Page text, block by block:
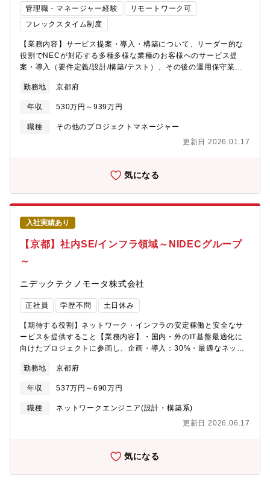
クトリスクアドバイザリー・大規模システム構築に関するプロジ
ェクトリスクの第三者評価及び提言・プロジェクト期間を通じた
オフサイトモニタリングと提言など【企業担当者補足】最近で
は、自動運転×セキュリティの構築や生成AIガバナンスをテーマと
した案件が増加傾向にございます。これらの領域に関心がある方
のご応募もお待ちしております。現代社会において、AIやクラウ
す。一方で、企業や大規模な組織がこれらの恩恵を享受するには
必要がございます。RA部では、このリスクと正しく付き合い、最
大限恩恵を享受できる体制を構築していくための支援を行ってお
広く・深くモノづくりに挑戦できる環境です。約6割のエンジニア
はグループ内の開発現場で、中心メンバーとして活躍。さらに、
オムロングループ以外の顧客の製品開発にも参画し、FA・医療・
車載など多彩な業界で経験を積むことができます。「1社に閉じず
技術の幅を広げたい」「開発に集中できる環境で就業したい」
――その両方を叶える、派遣・請負×技術特化のハイブリッド環境
で深く技術を追求・業界横断で広げる：複数業界で応用力を強
担うマネジメントへのステップアップグループ内・外で深く広く
社では、「長く働ける安心感」と「技術者としての成長支援」を
両立できるよう、福利厚生や研修制度を多数整備しています。特
康保険・厚生年金・労災保険・雇用保険・初回赴任転宅時の引っ
健康保険の負担割合38.9％■慶弔見舞金・業務上災害見舞金・通勤
会費補助■各種研修制度・階級別人財開発研修講義型（全員型、選
補助（年間1万円）外国語学習費用への補助(年間最大1万円)通信
補助)
管理職・マネージャー経験
リモートワーク可
フレックスタイム制度
【業務内容】サービス提案・導入・構築について、リーダー的な
役割でNECが対応する多種多様な業種のお客様へのサービス提
案・導入（要件定義/設計/構築/テスト）、その後の運用保守業務
開発作業においてもリーダーとして開発管理する役割として業務
をご担当いただくこともございます。【想定プロジェクト】中小
規模(数百万程度)のお客様から官公庁や大手企業といった大規模
(数億程度)のお客様など多種多様な業種に対してサービス提案・導
す。プロジェクト体制例） NEC PM/PL NEC 開発チーム
ンイノベータ サービス開発・構築チーム （3名～5名程度）
全体体制はプロジェクト規模にも寄りますが、★部分のリーダー
としてプロジェクト内外の調整およびチーム内の開発管理を推進
していただくことを想定しています。お一人ではなく、弊社内の
社員もリーダー／サブリーダーとして一緒に進めていく体制にな
ります。【配属予定部署】公共ソリューション事業部門東日本住
民情報ソリューション統括部【配属事業部の紹介】中小規模から
大規模の自治体まで提案・導入・構築を行っているグループで
す。勤務場所が離れているメンバーともZOOMやTeamsでコミュ
います。【採用背景】弊社ならびにNECグループにおいては今後
の価値提供サービス事業の方向性として、顧客のDX化推進におけ
る、経営課題解決や業務変革を含むEnd to Endでのサービス展開
事業の一つとして位置付けています。DXオファリングメニューに
対しては、NECグループの総力を挙げ、持てるケイパビリティを
最大限に発揮するべくデリバリー体制の再構築を進めているとこ
ろですが、さらなる体制強化、ならびに我々とは異なる知見やア
体制を構築できるとの想いから、本格的な採用を実施致します。
Java使用環境：AWS【コード品質の取り組み】CI/CDNCP【開発
手法】ウォーターフォール【情報共有のツール】RedmineTeams
会が得られる・顧客事業およびNECグループのサービス事業を担
勤務地 京都府
年収 530万円～939万円
職種
その他のプロジェクトマネージャー
更新日 2026.01.17
気になる
入社実績あり
【京都】社内SE/インフラ領域～NIDECグループ
～
ニデックテクノモータ株式会社
正社員 学歴不問 土日休み
【期待する役割】ネットワーク・インフラの安定稼働と安全なサ
ービスを提供すること【業務内容】・国内・外のIT基盤最適化に
向けたプロジェクトに参画し、企画・導入：30%・最適なネット
築の実施：20％・構内ネットワーク運用保守：50%)※最初は運用
保守業務を経験して頂いた後に各プロジェクトに参加していただ
きます【組織構成】情報システム部第1グループ（京都・福井）:
企画、設計開発領域、情報基盤（M365、ワークフロー）を担当。
守、情報セキュリティを担当。管理職（次長）1名とその下に2名
すが、役職定年はありません。年齢だけの理由による降格や給与
ダウンはありませんので、長期的にキャリアを形成していただけ
ます。【同社について】世界No.1の総合モーターメーカーニデッ
勤務地 京都府
年収 537万円～690万円
職種
ネットワークエンジニア(設計・構築系)
更新日 2026.06.17
気になる